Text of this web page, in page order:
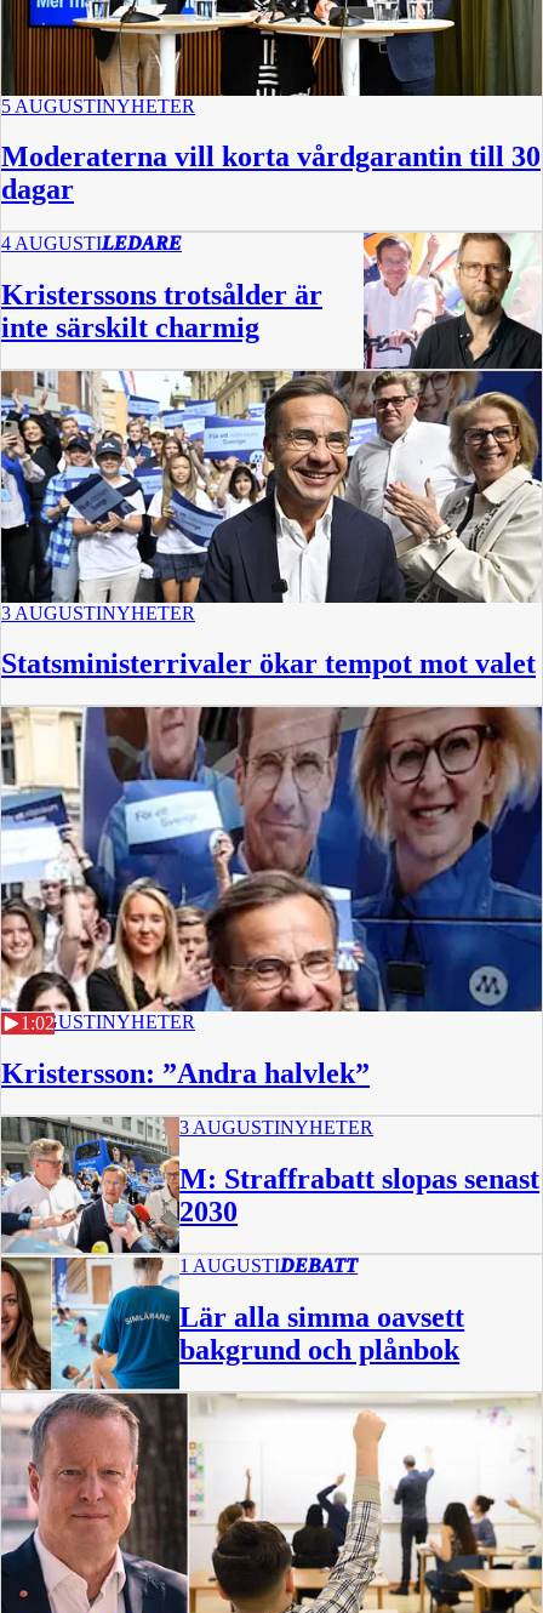
5 AUGUSTINYHETER
Moderaterna vill korta vårdgarantin till 30
dagar
4 AUGUSTILEDARE
Kristerssons trotsålder är
inte särskilt charmig
3 AUGUSTINYHETER
Statsministerrivaler ökar tempot mot valet
1:02
3 AUGUSTINYHETER
Kristersson: ”Andra halvlek”
3 AUGUSTINYHETER
M: Straffrabatt slopas senast
2030
1 AUGUSTIDEBATT
Lär alla simma oavsett
bakgrund och plånbok